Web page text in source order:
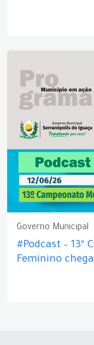
Governo Municipal
#Podcast – 13º
Feminino